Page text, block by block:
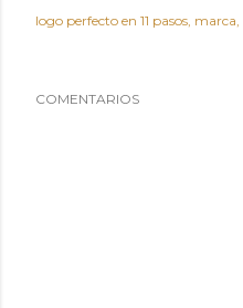
logo perfecto en 11 pasos marca
COMENTARIOS